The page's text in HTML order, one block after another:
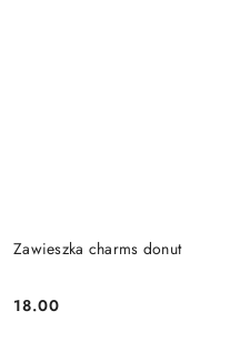
Zawieszka charms donut
Cena:
18.00